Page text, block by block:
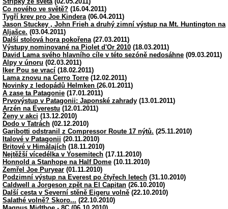
Co nového ve světě? (16.04.2011)
Tygří krev pro Joe Kindera (06.04.2011)
Jason Stuckey , John Frieh a druhý zimní výstup na Mt. Huntington na
Aljašce. (03.04.2011)
Další stolová hora pokořena (27.03.2011)
Výstupy nominované na Piolet d'Or 2010 (18.03.2011)
David Lama svého hlavního cíle v této sezóně nedosáhne (09.03.2011)
Alpy v únoru (02.03.2011)
Iker Pou se vrací (18.02.2011)
Lama znovu na Cerro Torre (12.02.2011)
Novinky z ledopádů Helmken (26.01.2011)
A zase ta Patagonie (17.01.2011)
Prvovýstup v Patagonii: Japonské zahrady (13.01.2011)
Arzén na Everestu (12.01.2011)
Ženy v akci (13.12.2010)
Dodo v Tatrách (02.12.2010)
Garibotti odstranil z Compressor Route 17 nýtů. (25.11.2010)
Italové v Patagonii (20.11.2010)
Britové v Himálajích (18.11.2010)
Nejtěžší vícedélka v Yosemitech (17.11.2010)
Honnold a Stanhope na Half Dome (10.11.2010)
Zemřel Joe Puryear (01.11.2010)
Podzimní výstup na Everest po čtyřech letech (31.10.2010)
Caldwell a Jorgeson zpět na El Capitan (26.10.2010)
Další cesta v Severní stěně Eigeru volně (22.10.2010)
Salathé volně? Skoro... (22.10.2010)